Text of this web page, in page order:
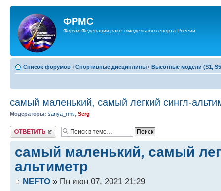
ФРМС
Форум Федерации ракетомодельного спорта России
Список форумов ‹ Спортивные дисциплины ‹ Высотные модели (S1,
самый маленький, самый легкий сингл-
Модераторы: sanya_rms Serg
Ответить
самый маленький, самый
альтиметр
NEFTO » Пн июн 07, 2021 21:29